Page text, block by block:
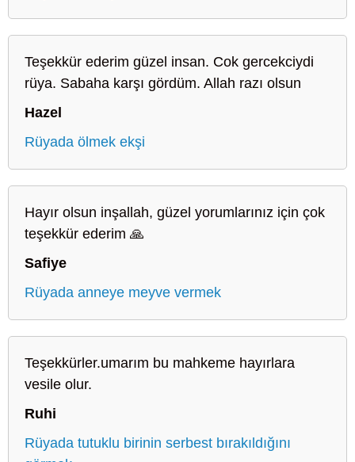
Teşekkür ederim güzel insan. Cok gercekciydi
rüya. Sabaha karşı gördüm. Allah razı olsun
Hazel
Rüyada ölmek ekşi
Hayır olsun inşallah, güzel yorumlarınız için çok
teşekkür ederim 🙏
Safiye
Rüyada anneye meyve vermek
Teşekkürler.umarım bu mahkeme hayırlara
vesile olur.
Ruhi
Rüyada tutuklu birinin serbest bırakıldığını